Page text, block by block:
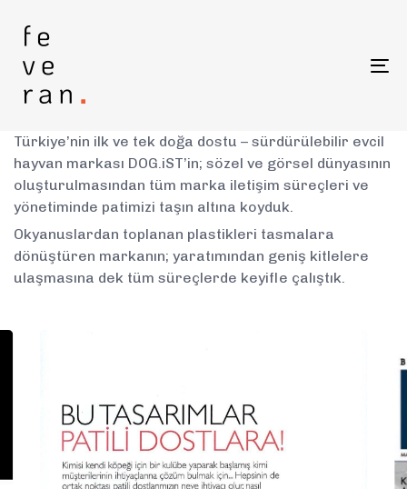
links
navigation
Skip
content
Türkiye’nin ilk ve tek doğa dostu – sürdürülebilir evcil
hayvan markası DOG.iST’in; sözel ve görsel dünyasının
oluşturulmasından tüm marka iletişim süreçleri ve
yönetiminde patimizi taşın altına koyduk.
Okyanuslardan toplanan plastikleri tasmalara
dönüştüren markanın; yaratımından geniş kitlelere
ulaşmasına dek tüm süreçlerde keyifle çalıştık.